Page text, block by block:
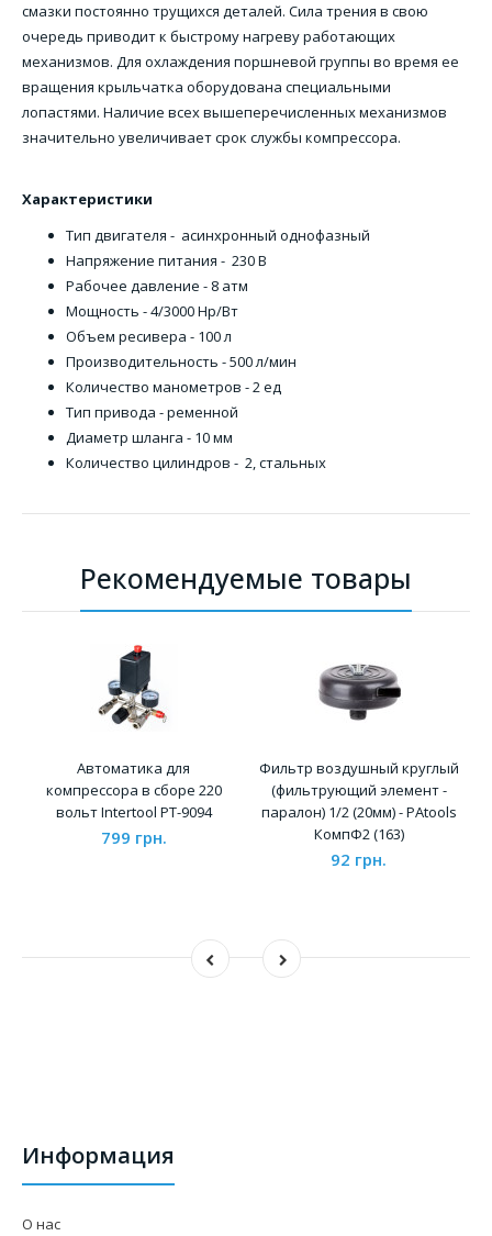
смазки постоянно трущихся деталей. Сила трения в свою
очередь приводит к быстрому нагреву работающих
механизмов. Для охлаждения поршневой группы во время ее
вращения крыльчатка оборудована специальными
лопастями. Наличие всех вышеперечисленных механизмов
значительно увеличивает срок службы компрессора.
Характеристики
Тип двигателя - асинхронный однофазный
Напряжение питания - 230 В
Рабочее давление - 8 атм
Мощность - 4/3000 Hp/Вт
Объем ресивера - 100 л
Производительность - 500 л/мин
Количество манометров - 2 ед
Тип привода - ременной
Диаметр шланга - 10 мм
Количество цилиндров - 2, стальных
Рекомендуемые товары
Автоматика для
компрессора в сборе 220
вольт Intertool PT-9094
799 грн.
Фильтр воздушный круглый
(фильтрующий элемент -
паралон) 1/2 (20мм) - PAtools
КомпФ2 (163)
92 грн.
Информация
О нас